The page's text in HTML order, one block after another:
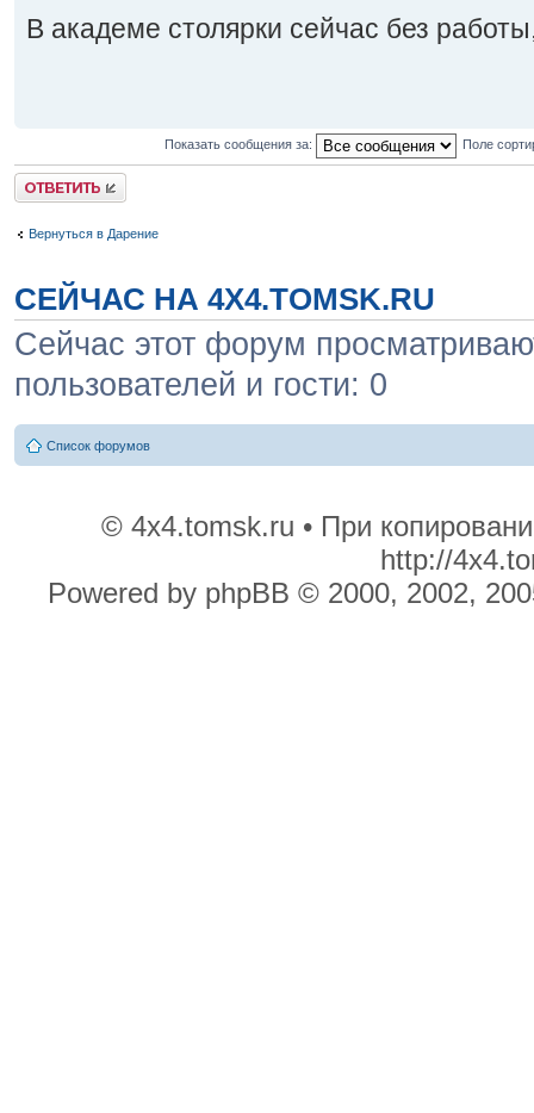
В академе столярки сейчас без
Показать сообщения за: Поле
Ответить
Вернуться в Дарение
СЕЙЧАС НА 4X4.TOMSK.RU
Сейчас этот форум
пользователей и гости: 0
Список форумов
© 4x4.tomsk.ru • При
http://
Powered by phpBB © 2000, 2002,